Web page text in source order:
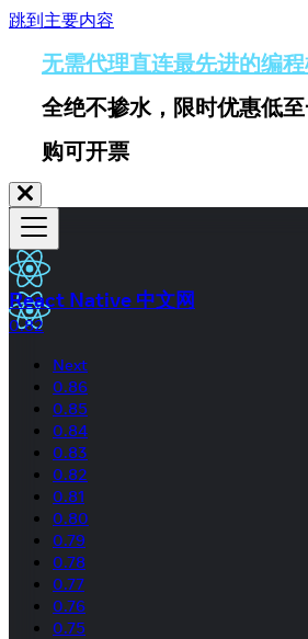
跳到主要内容
无需代理直连最先进的编
全绝不掺水，限时优惠低
购可开票
React Native 中文网
0.82
Next
0.86
0.85
0.84
0.83
0.82
0.81
0.80
0.79
0.78
0.77
0.76
0.75